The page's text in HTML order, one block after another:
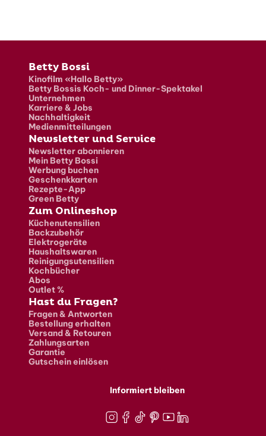
Fusszeile
Betty Bossi
Kinofilm «Hallo Betty»
Betty Bossis Koch- und Dinner-Spektakel
Unternehmen
Karriere & Jobs
Nachhaltigkeit
Medienmitteilungen
Newsletter und Service
Newsletter abonnieren
Mein Betty Bossi
Werbung buchen
Geschenkkarten
Rezepte-App
Green Betty
Zum Onlineshop
Küchenutensilien
Backzubehör
Elektrogeräte
Haushaltswaren
Reinigungsutensilien
Kochbücher
Abos
Outlet %
Hast du Fragen?
Fragen & Antworten
Bestellung erhalten
Versand & Retouren
Zahlungsarten
Garantie
Gutschein einlösen
Informiert bleiben